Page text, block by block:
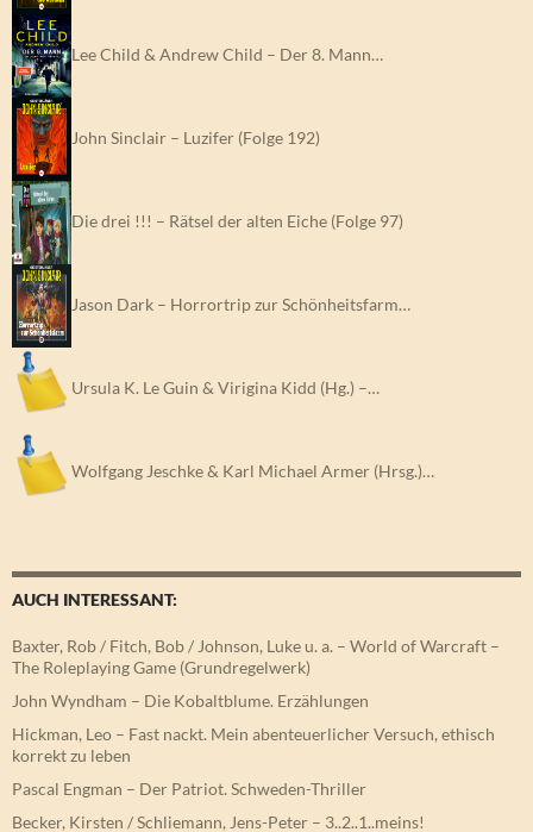
Lee Child & Andrew Child – Der 8. Mann…
John Sinclair – Luzifer (Folge 192)
Die drei !!! – Rätsel der alten Eiche (Folge 97)
Jason Dark – Horrortrip zur Schönheitsfarm…
Ursula K. Le Guin & Virigina Kidd (Hg.) –…
Wolfgang Jeschke & Karl Michael Armer (Hrsg.)…
AUCH INTERESSANT:
Baxter, Rob / Fitch, Bob / Johnson, Luke u. a. – World of Warcraft –
The Roleplaying Game (Grundregelwerk)
John Wyndham – Die Kobaltblume. Erzählungen
Hickman, Leo – Fast nackt. Mein abenteuerlicher Versuch, ethisch
korrekt zu leben
Pascal Engman – Der Patriot. Schweden-Thriller
Becker, Kirsten / Schliemann, Jens-Peter – 3..2..1..meins!